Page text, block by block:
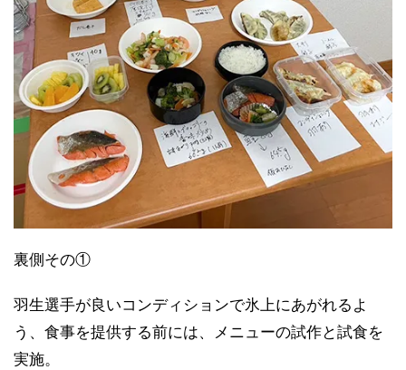
裏側その①
羽生選手が良いコンディションで氷上にあがれるよ
う、食事を提供する前には、メニューの試作と試食を
実施。